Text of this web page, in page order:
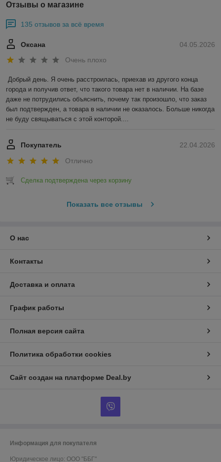
Отзывы о магазине
135 отзывов за всё время
04.05.2026
Оксана
Очень плохо
Добрый день. Я очень расстроилась, приехав из другого конца
города и получив ответ, что такого товара нет в наличии. На базе
даже не потрудились объяснить, почему так произошло, что заказ
был подтвержден, а товара в наличии не оказалось. Больше никогда
не буду свящываться с этой конторой....
22.04.2026
Покупатель
Отлично
Сделка подтверждена через корзину
Показать все отзывы
О нас
Контакты
Доставка и оплата
График работы
Полная версия сайта
Политика обработки cookies
Сайт создан на платформе Deal.by
Информация для покупателя
Юридическое лицо: ООО "ББГ"